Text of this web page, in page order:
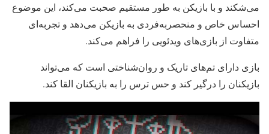
می‌شکند و با بازیکن به طور مستقیم صحبت می‌کند، این موضوع
احساس خاص و منحصربه‌فردی به بازیکن می‌دهد و تجربه‌ای
متفاوت از بازی‌های ویدئویی را فراهم می‌کند.
بازی دارای تم‌های تاریک و روان‌شناختی است که می‌تواند
بازیکنان را درگیر کند و حس ترس را به بازیکنان القا کند.